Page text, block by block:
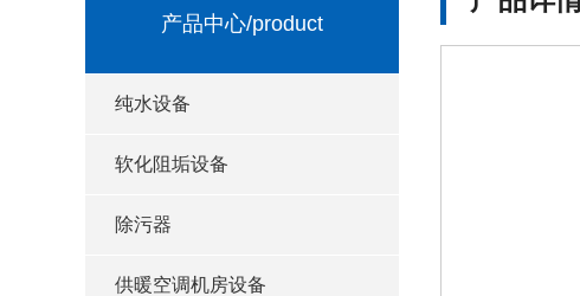
产品中心/product
纯水设备
软化阻垢设备
除污器
供暖空调机房设备